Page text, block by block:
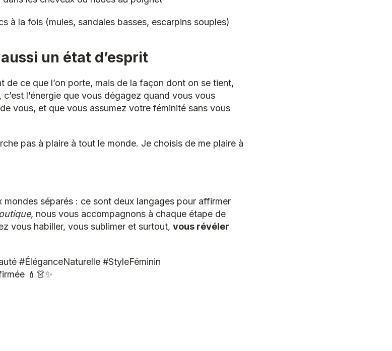
à la fois (mules, sandales basses, escarpins souples)
aussi un état d’esprit
de ce que l’on porte, mais de la façon dont on se tient,
c’est l’énergie que vous dégagez quand vous vous
vous, et que vous assumez votre féminité sans vous
pas à plaire à tout le monde. Je choisis de me plaire à
séparés : ce sont deux langages pour affirmer
, nous vous accompagnons à chaque étape de
vous habiller, vous sublimer et surtout, vous révéler
#ÉléganceNaturelle #StyleFéminin
💄👗✨